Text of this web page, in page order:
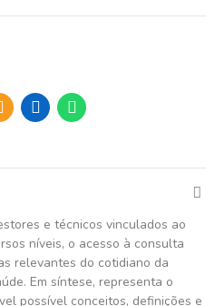
e técnicos vinculados ao
níveis, o acesso à consulta
relevantes do cotidiano da
Em síntese, representa o
possível conceitos, definições e